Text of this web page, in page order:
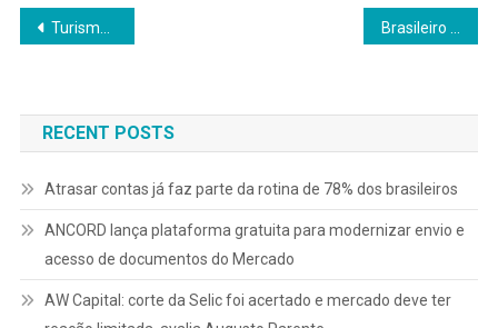
Navegação
Post
Turismo na Rocinha cresce 37%, impulsionado por visitas às lajes e passeios de mototour Brasileiro cria pulseira digital com IA para ajudar na memória e na rotina
RECENT POSTS
Atrasar contas já faz parte da rotina de 78% dos brasileiros
ANCORD lança plataforma gratuita para modernizar envio e
acesso de documentos do Mercado
AW Capital: corte da Selic foi acertado e mercado deve ter